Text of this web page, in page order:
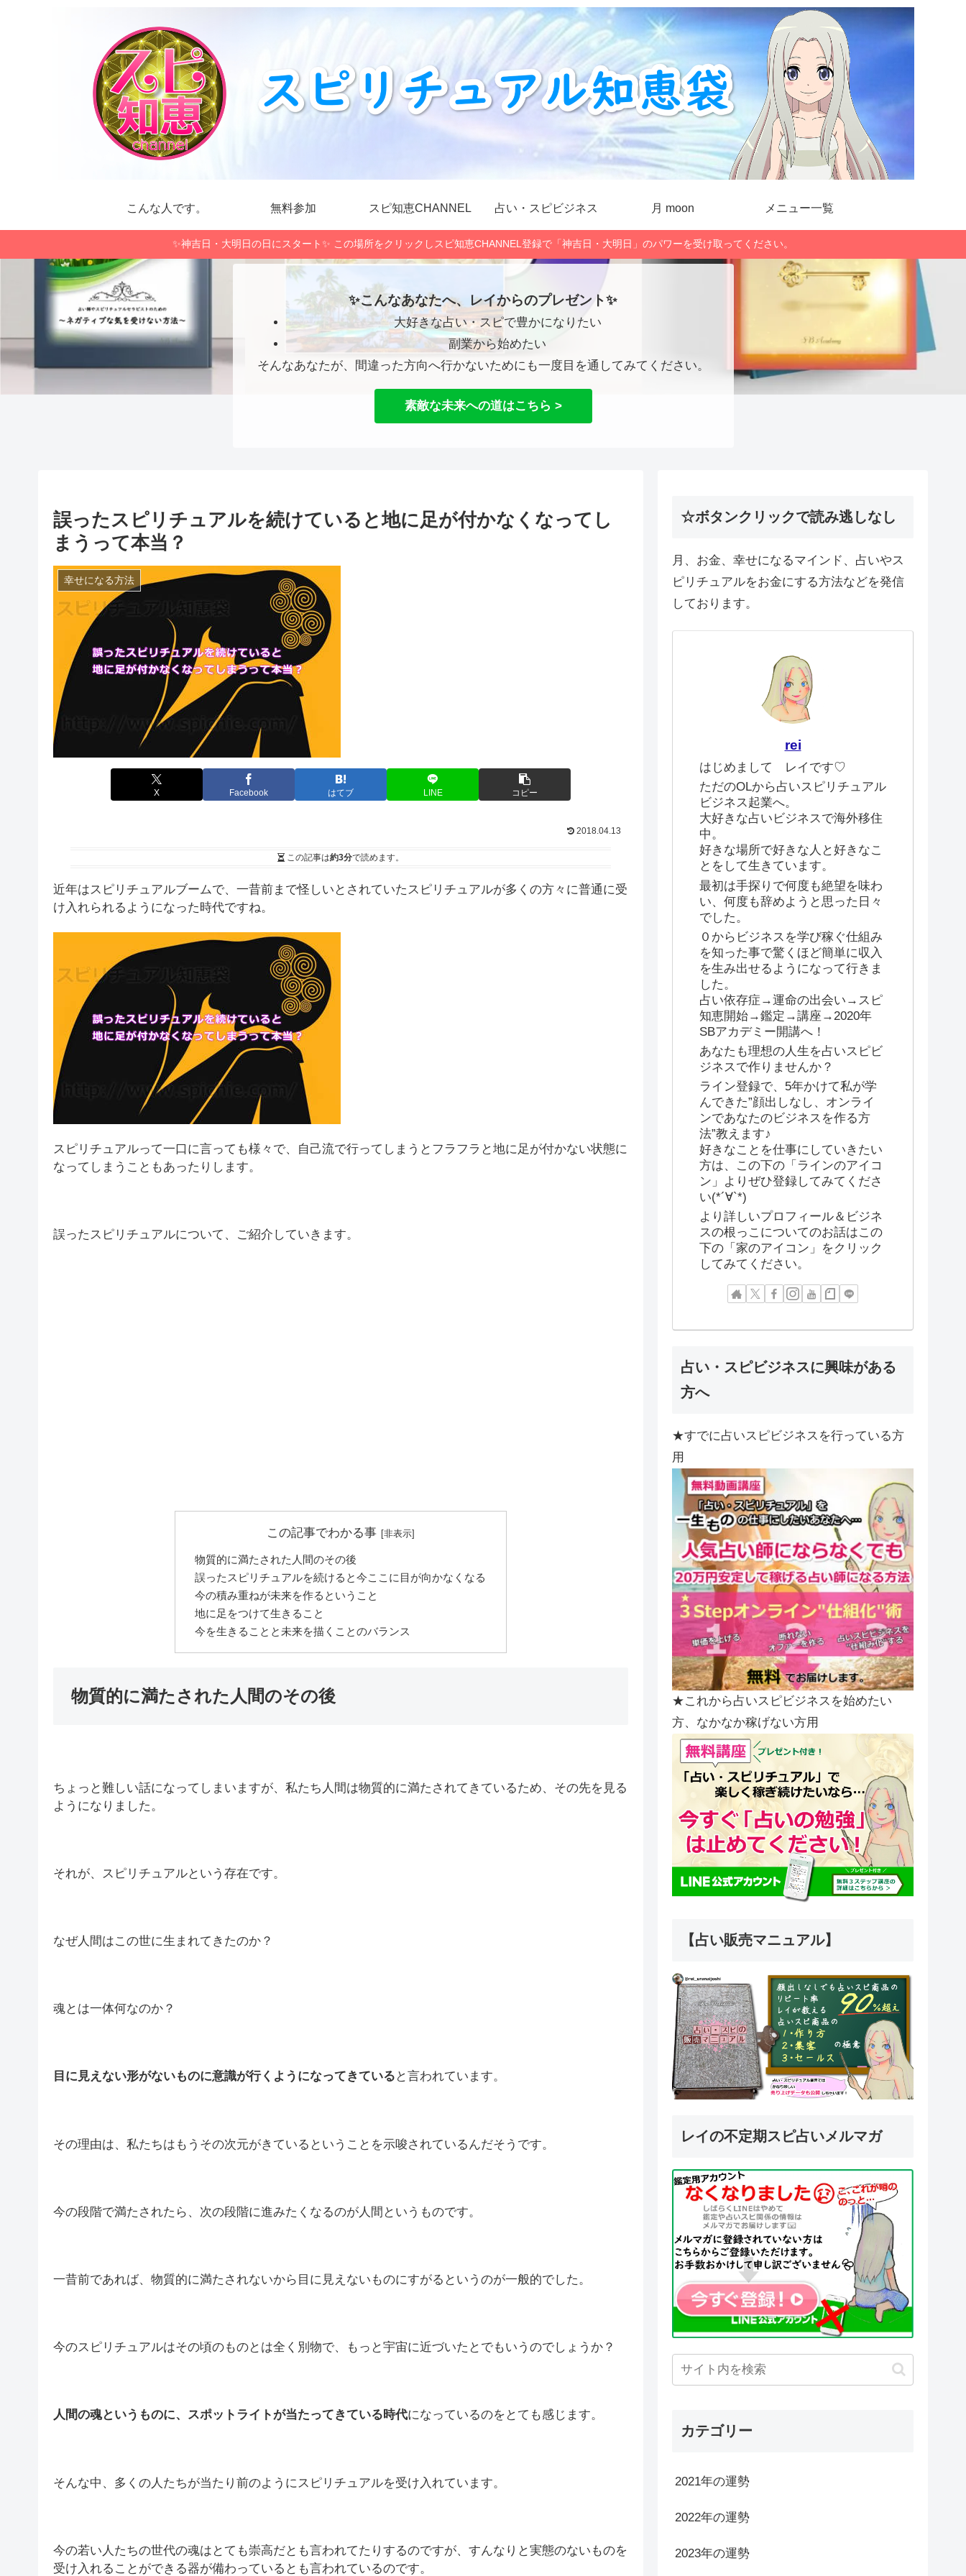
こんな人です。 無料参加 スピ知恵CHANNEL 占い・スピビジネス 月 moon メニュー一覧
✨神吉日・大明日の日にスタート✨ この場所をクリックしスピ知恵CHANNEL登録で「神吉日・大明日」のパワーを受け取ってください。
✨こんなあなたへ、レイからのプレゼント✨
大好きな占い・スピで豊かになりたい
副業から始めたい
そんなあなたが、間違った方向へ行かないためにも一度目を通してみてください。
素敵な未来への道はこちら >
誤ったスピリチュアルを続けていると地に足が付かなくなってし
まうって本当？
幸せになる方法
X Facebook はてブ LINE コピー
2018.04.13
この記事は約3分で読めます。
近年はスピリチュアルブームで、一昔前まで怪しいとされていたスピリチュアルが多くの方々に普通に受
け入れられるようになった時代ですね。
スピリチュアルって一口に言っても様々で、自己流で行ってしまうとフラフラと地に足が付かない状態に
なってしまうこともあったりします。
誤ったスピリチュアルについて、ご紹介していきます。
この記事でわかる事
物質的に満たされた人間のその後
誤ったスピリチュアルを続けると今ここに目が向かなくなる
今の積み重ねが未来を作るということ
地に足をつけて生きること
今を生きることと未来を描くことのバランス
物質的に満たされた人間のその後
ちょっと難しい話になってしまいますが、私たち人間は物質的に満たされてきているため、その先を見る
ようになりました。
それが、スピリチュアルという存在です。
なぜ人間はこの世に生まれてきたのか？
魂とは一体何なのか？
目に見えない形がないものに意識が行くようになってきている と言われています。
その理由は、私たちはもうその次元がきているということを示唆されているんだそうです。
今の段階で満たされたら、次の段階に進みたくなるのが人間というものです。
一昔前であれば、物質的に満たされないから目に見えないものにすがるというのが一般的でした。
今のスピリチュアルはその頃のものとは全く別物で、もっと宇宙に近づいたとでもいうのでしょうか？
人間の魂というものに、スポットライトが当たってきている時代になっているのをとても感じます。
そんな中、多くの人たちが当たり前のようにスピリチュアルを受け入れています。
今の若い人たちの世代の魂はとても崇高だとも言われてたりするのですが、すんなりと実態のないものを
受け入れることができる器が備わっているとも言われているのです。
☆ボタンクリックで読み逃しなし
月、お金、幸せになるマインド、占いやス
ピリチュアルをお金にする方法などを発信
しております。
rei
はじめまして レイです♡
ただのOLから占いスピリチュアル
ビジネス起業へ。
大好きな占いビジネスで海外移住
中。
好きな場所で好きな人と好きなこ
とをして生きています。
最初は手探りで何度も絶望を味わ
い、何度も辞めようと思った日々
でした。
０からビジネスを学び稼ぐ仕組み
を知った事で驚くほど簡単に収入
を生み出せるようになって行きま
した。
占い依存症→運命の出会い→スピ
知恵開始→鑑定→講座→2020年
SBアカデミー開講へ！
あなたも理想の人生を占いスピビ
ジネスで作りませんか？
ライン登録で、5年かけて私が学
んできた”顔出しなし、オンライ
ンであなたのビジネスを作る方
法”教えます♪
好きなことを仕事にしていきたい
方は、この下の「ラインのアイコ
ン」よりぜひ登録してみてくださ
い(*´∀`*)
より詳しいプロフィール＆ビジネ
スの根っこについてのお話はこの
下の「家のアイコン」をクリック
してみてください。
占い・スピビジネスに興味がある
方へ
★すでに占いスピビジネスを行っている方
用
★これから占いスピビジネスを始めたい
方、なかなか稼げない方用
【占い販売マニュアル】
レイの不定期スピ占いメルマガ
カテゴリー
2021年の運勢
2022年の運勢
2023年の運勢